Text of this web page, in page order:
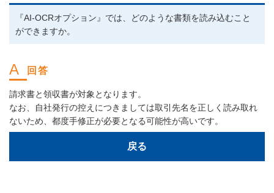
『AI-OCRオプション』では、どのような書類を読み込むこと
ができますか。
請求書と領収書が対象となります。
なお、自社発行の控えにつきましては取引先名を正しく読み取れ
ないため、都度手修正が必要となる可能性が高いです。
戻る